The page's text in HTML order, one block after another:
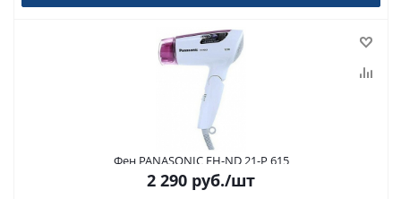
Фен PANASONIC EH-ND 21-P 615
2 290 руб./шт